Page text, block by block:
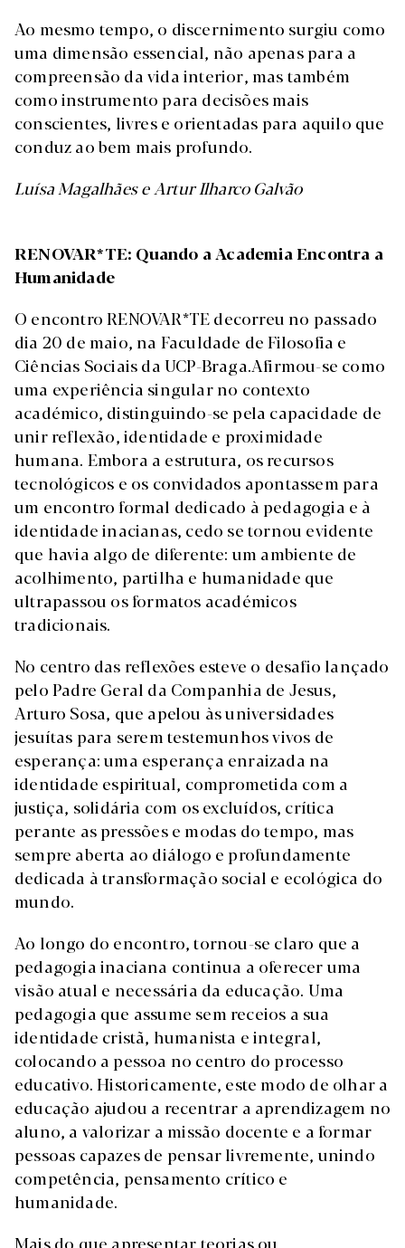
Ao mesmo tempo, o discernimento surgiu como
uma dimensão essencial, não apenas para a
compreensão da vida interior, mas também
como instrumento para decisões mais
conscientes, livres e orientadas para aquilo que
conduz ao bem mais profundo.
Luísa Magalhães e Artur Ilharco Galvão
RENOVAR*TE: Quando a Academia Encontra a
Humanidade
O encontro RENOVAR*TE decorreu no passado
dia 20 de maio, na Faculdade de Filosofia e
Ciências Sociais da UCP-Braga.Afirmou-se como
uma experiência singular no contexto
académico, distinguindo-se pela capacidade de
unir reflexão, identidade e proximidade
humana. Embora a estrutura, os recursos
tecnológicos e os convidados apontassem para
um encontro formal dedicado à pedagogia e à
identidade inacianas, cedo se tornou evidente
que havia algo de diferente: um ambiente de
acolhimento, partilha e humanidade que
ultrapassou os formatos académicos
tradicionais.
No centro das reflexões esteve o desafio lançado
pelo Padre Geral da Companhia de Jesus,
Arturo Sosa, que apelou às universidades
jesuítas para serem testemunhos vivos de
esperança: uma esperança enraizada na
identidade espiritual, comprometida com a
justiça, solidária com os excluídos, crítica
perante as pressões e modas do tempo, mas
sempre aberta ao diálogo e profundamente
dedicada à transformação social e ecológica do
mundo.
Ao longo do encontro, tornou-se claro que a
pedagogia inaciana continua a oferecer uma
visão atual e necessária da educação. Uma
pedagogia que assume sem receios a sua
identidade cristã, humanista e integral,
colocando a pessoa no centro do processo
educativo. Historicamente, este modo de olhar a
educação ajudou a recentrar a aprendizagem no
aluno, a valorizar a missão docente e a formar
pessoas capazes de pensar livremente, unindo
competência, pensamento crítico e
humanidade.
Mais do que apresentar teorias ou